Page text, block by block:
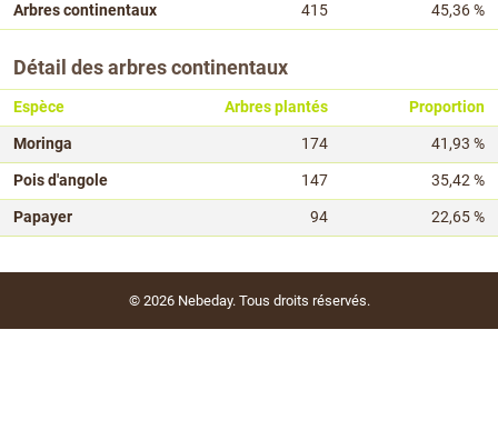
Arbres continentaux
415 45,36 %
Détail des arbres continentaux
Espèce Arbres plantés
Proportion
Moringa
174
41,93 %
Pois d'angole
147
35,42 %
Papayer
94 22,65 %
© 2026 Nebeday. Tous droits réservés.